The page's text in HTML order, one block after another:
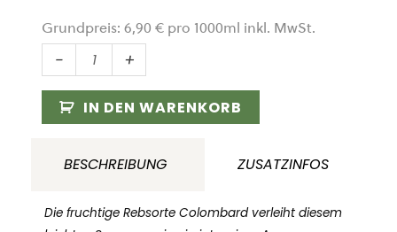
Grundpreis: 6,90 € pro 1000ml inkl. MwSt.
-
Rivages
Blanc
2022
Maitre
Domaine
+
IN DEN WARENKORB
BESCHREIBUNG ZUSATZINFOS
Die fruchtige Rebsorte Colombard verleiht diesem